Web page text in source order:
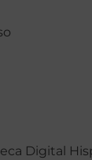
Digital